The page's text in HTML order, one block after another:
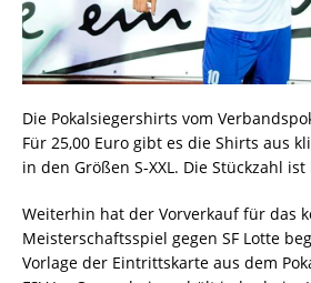
Die Pokalsiegershirts vom
Für 25,00 Euro gibt es die Shirts aus
in den Größen S-XXL. Die Stückzahl
Weiterhin hat der Vorverkauf für das
Meisterschaftsspiel gegen SF Lotte
Vorlage der Eintrittskarte aus dem